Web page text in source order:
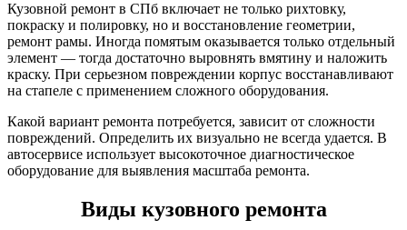
Кузовной ремонт в СПб включает не только рихтовку,
покраску и полировку, но и восстановление геометрии,
ремонт рамы. Иногда помятым оказывается только отдельный
элемент — тогда достаточно выровнять вмятину и наложить
краску. При серьезном повреждении корпус восстанавливают
на стапеле с применением сложного оборудования.
Какой вариант ремонта потребуется, зависит от сложности
повреждений. Определить их визуально не всегда удается. В
автосервисе использует высокоточное диагностическое
оборудование для выявления масштаба ремонта.
Виды кузовного ремонта